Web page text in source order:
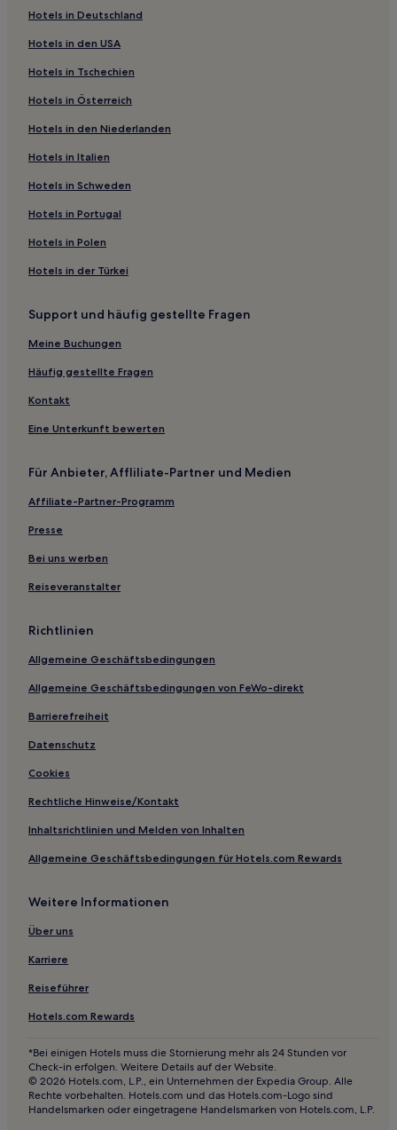
Valletta Hotels
Ħal Saflieni Hotels
Hotels nahe Malta5D
Hotels nahe Fort St. Angelo
Hotels nahe Karmeliterkirche
Hotels nahe Jachthafen von Vittoriosa
Südöstliche Region: Hotels
Gasthäuser in Valletta
Familien in Valletta
4-Sterne-Hotels in Händlermarkt
Hotels in Deutschland
Hotels in den USA
Hotels in Tschechien
Hotels in Österreich
Hotels in den Niederlanden
Hotels in Italien
Hotels in Schweden
Hotels in Portugal
Hotels in Polen
Hotels in der Türkei
Support und häufig gestellte Fragen
Meine Buchungen
Häufig gestellte Fragen
Kontakt
Eine Unterkunft bewerten
Für Anbieter, Affliliate-Partner und Medien
Affiliate-Partner-Programm
Presse
Bei uns werben
Reiseveranstalter
Richtlinien
Allgemeine Geschäftsbedingungen
Allgemeine Geschäftsbedingungen von FeWo-direkt
Barrierefreiheit
Datenschutz
Cookies
Rechtliche Hinweise/Kontakt
Inhaltsrichtlinien und Melden von Inhalten
Allgemeine Geschäftsbedingungen für Hotels.com Rewards
Weitere Informationen
Über uns
Karriere
Reiseführer
Hotels.com Rewards
*Bei einigen Hotels muss die Stornierung mehr als 24 Stunden vor
Check-in erfolgen. Weitere Details auf der Website.
© 2026 Hotels.com, L.P., ein Unternehmen der Expedia Group. Alle
Rechte vorbehalten. Hotels.com und das Hotels.com-Logo sind
Handelsmarken oder eingetragene Handelsmarken von Hotels.com, L.P.